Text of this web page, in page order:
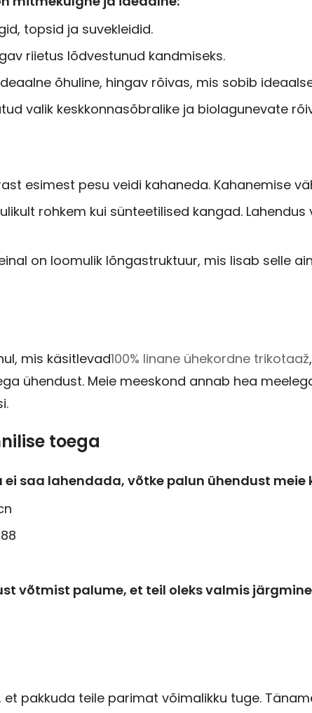
topsid ja suvekleidid.
riietus lõdvestunud kandmiseks.
õhuline, hingav rõivas, mis sobib
valik keskkonnasõbralike ja biolagunevate
esimest pesu veidi kahaneda. Kahanemise
rohkem kui sünteetilised kangad.
on loomulik lõngastruktuur, mis lisab selle
mis käsitlevad100% linane ühekordne trikotaaž
ühendust. Meie meeskond annab hea
toega
ei saa lahendada, võtke palun ühendust meie
võtmist palume, et teil oleks valmis
et pakkuda teile parimat võimalikku tuge.